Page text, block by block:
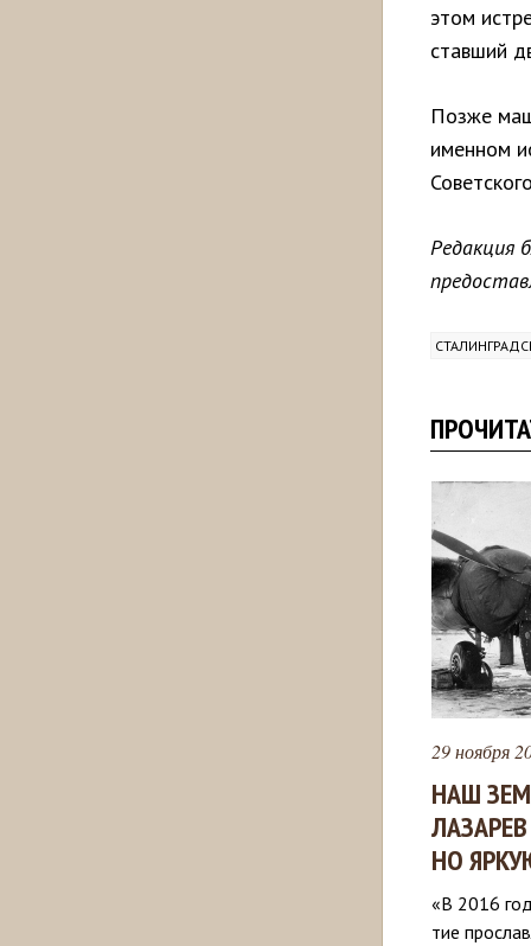
этом
ставший
Позже
именном
Редакция
29 ноября
НАШ
НО
«В 2016
тие